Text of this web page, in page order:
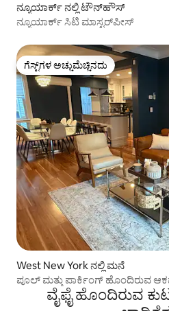
ನ್ಯೂಯಾರ್ಕ್ ನಲ್ಲಿ ಟೌನ್‌ಹೌಸ್
ನ್ಯೂಯಾರ್ಕ್ ಸಿಟಿ ಮಾಸ್ಟರ್‌ಪೀಸ್
ಗೆಸ್ಟ್‌ಗಳ ಅಚ್ಚುಮೆಚ್ಚಿನದು
ಗೆಸ್ಟ್‌ಗಳ ಅಚ್ಚುಮೆಚ್ಚಿನದು
West New York ನಲ್ಲಿ ಮನೆ
ಪೂಲ್ ಮತ್ತು ಪಾರ್ಕಿಂಗ್ ಹೊಂದಿರುವ
ವೈಫೈ ಹೊಂದಿರುವ